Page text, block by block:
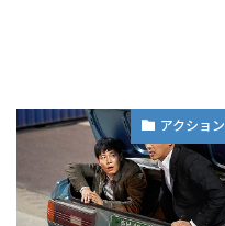
アクション